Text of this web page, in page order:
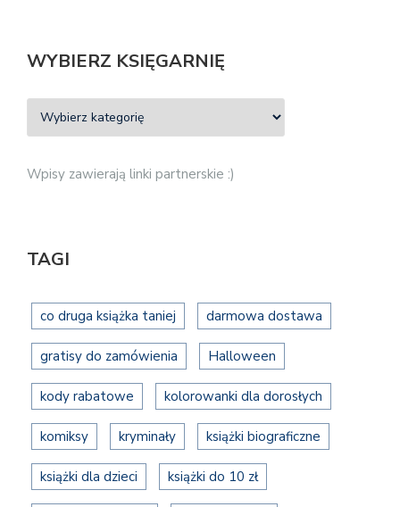
WYBIERZ KSIĘGARNIĘ
Wpisy zawierają linki partnerskie :)
TAGI
co druga książka taniej darmowa dostawa
gratisy do zamówienia Halloween
kody rabatowe kolorowanki dla dorosłych
komiksy kryminały książki biograficzne
książki dla dzieci książki do 10 zł